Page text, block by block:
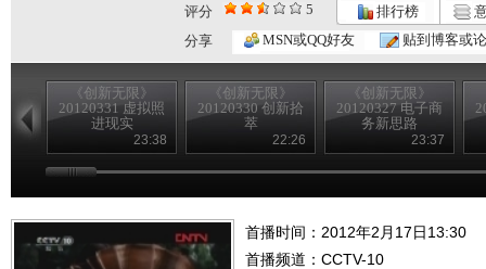
评分 5 排行榜
分享
MSN或QQ好友 贴到博客或
《创新无限》
20120331 虚拟照
进现实
23:38
《创新无限》
20120330 创新拾
萃
22:26
《创新无限》
20120327 电子商
务新思路
23:37
首播时间：2012年2月17日13:30
首播频道： CCTV-10